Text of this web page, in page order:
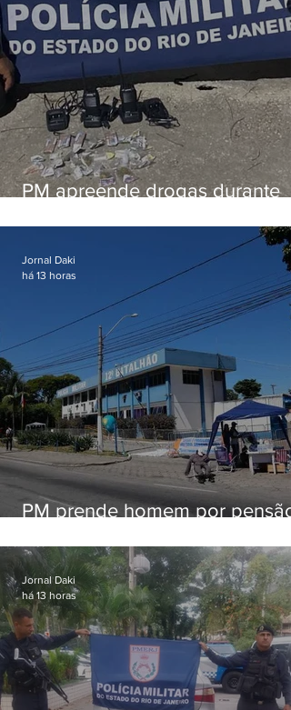
PM apreende drogas durante
PM prende homem por pensão
Jornal Daki
há 13 horas
Jornal Daki
há 13 horas